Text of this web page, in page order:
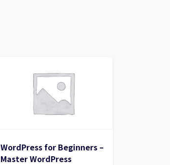
WordPress for Beginners –
Master WordPress